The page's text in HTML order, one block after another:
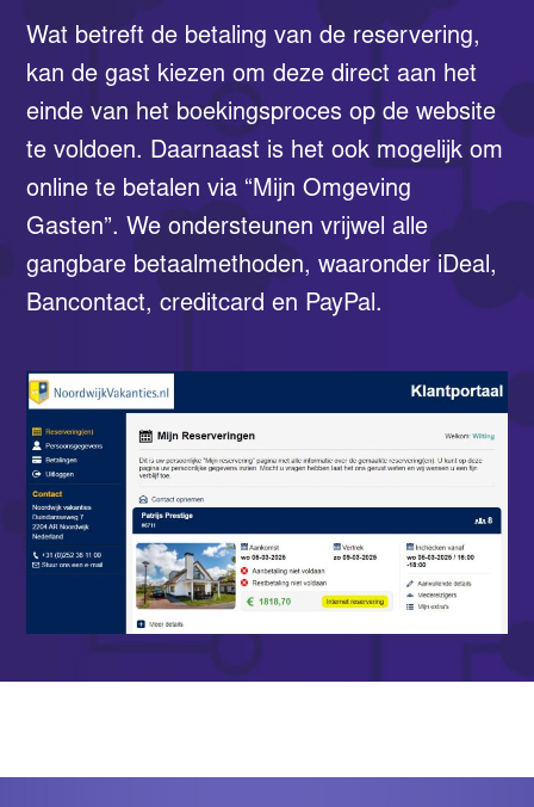
Wat betreft de betaling van de reservering,
kan de gast kiezen om deze direct aan het
einde van het boekingsproces op de website
te voldoen. Daarnaast is het ook mogelijk om
online te betalen via “Mijn Omgeving
Gasten”. We ondersteunen vrijwel alle
gangbare betaalmethoden, waaronder iDeal,
Bancontact, creditcard en PayPal.